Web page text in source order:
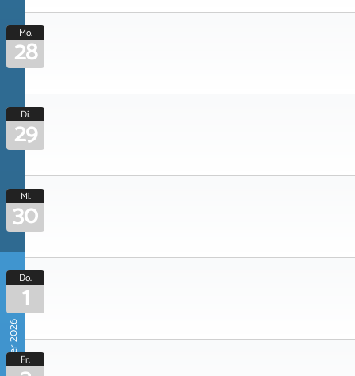
Mo.
28
Di.
29
Mi.
30
Oktober 2026
Do.
1
Fr.